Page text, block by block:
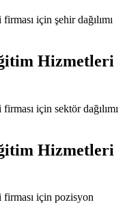
firması için şehir dağılımı
Hizmetleri
firması için sektör dağılımı
Hizmetleri
firması için pozisyon